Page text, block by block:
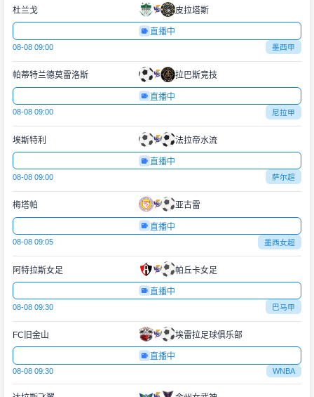
杜兰戈 皮拉塔斯
直播中
08-08 09:00 墨西甲
帕蒂特兰德莫雷洛斯 拉巴斯竞技
直播中
08-08 09:00 尼拉甲
埃斯特利 法拉帝水流
直播中
08-08 09:00 萨尔超
梅塔帕 亚古雷
直播中
08-08 09:05 墨西女超
阿特拉斯女足 帕丘卡女足
直播中
08-08 09:30 巴马甲
FC旧金山 埃雷拉足球俱乐部
直播中
08-08 09:30 WNBA